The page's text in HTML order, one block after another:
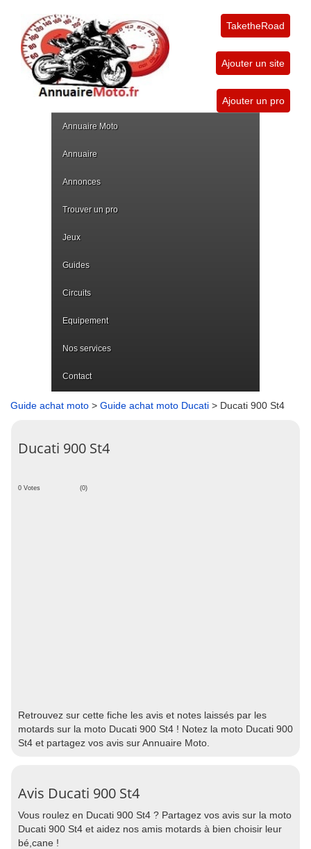
TaketheRoad
Ajouter un site
Ajouter un pro
Annuaire Moto
Annuaire
Annonces
Trouver un pro
Jeux
Guides
Circuits
Equipement
Nos services
Contact
Guide achat moto > Guide achat moto Ducati > Ducati 900 St4
Ducati 900 St4
0 Votes (0)
Retrouvez sur cette fiche les avis et notes laissés par les
motards sur la moto Ducati 900 St4 ! Notez la moto Ducati 900
St4 et partagez vos avis sur Annuaire Moto.
Avis Ducati 900 St4
Vous roulez en Ducati 900 St4 ? Partagez vos avis sur la moto
Ducati 900 St4 et aidez nos amis motards à bien choisir leur
bé,cane !